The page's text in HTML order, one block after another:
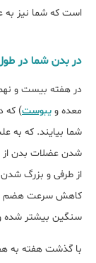
است که شما نیز به
در بدن شما در
در هفته بیست و
معده و یبوست) که
شما بیایند. که به
شدن عضلات بدن
از طرفی و بزرگ شدن
کاهش سرعت هضم
سنگین بیشتر شده
با گذشت هفته به